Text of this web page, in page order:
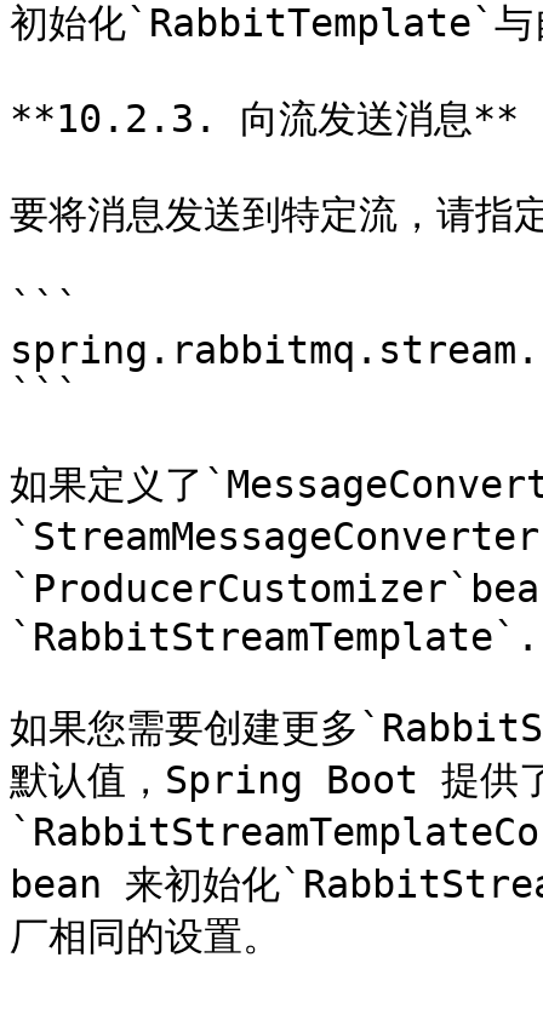
初始化`RabbitTemplate`与
**10.2.3. 向流发送消息**
要将消息发送到特定流，请指
```
```
如果定义了
`ProducerCustomizer`bean
`RabbitStreamTemplate`.
如果您需要创建更多
默认值，Spring Boot 提供
bean 来初始化
厂相同的设置。